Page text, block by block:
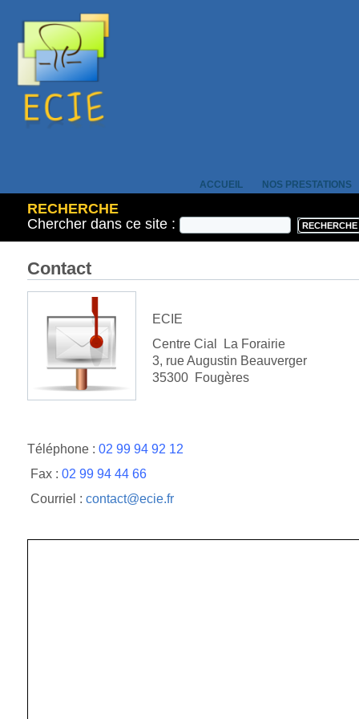
ACCUEIL NOS PRESTATIONS
RECHERCHE
Chercher dans ce site :
Contact
ECIE
Centre Cial La Forairie
3, rue Augustin Beauverger
35300 Fougères
Téléphone : 02 99 94 92 12
Fax : 02 99 94 44 66
Courriel : contact@ecie.fr